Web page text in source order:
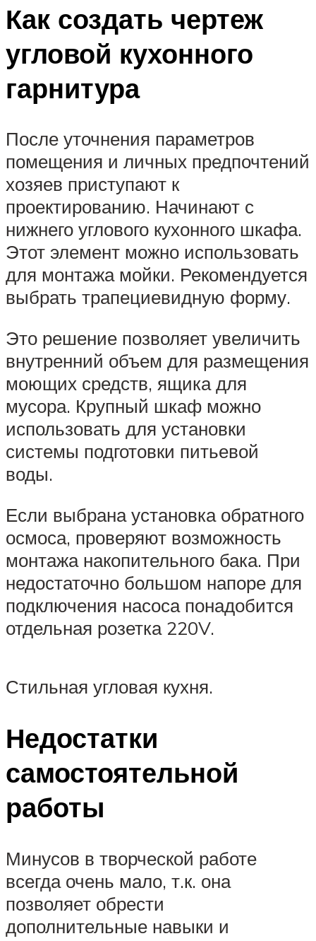
Как создать чертеж
угловой кухонного
гарнитура
После уточнения параметров
помещения и личных предпочтений
хозяев приступают к
проектированию. Начинают с
нижнего углового кухонного шкафа.
Этот элемент можно использовать
для монтажа мойки. Рекомендуется
выбрать трапециевидную форму.
Это решение позволяет увеличить
внутренний объем для размещения
моющих средств, ящика для
мусора. Крупный шкаф можно
использовать для установки
системы подготовки питьевой
воды.
Если выбрана установка обратного
осмоса, проверяют возможность
монтажа накопительного бака. При
недостаточно большом напоре для
подключения насоса понадобится
отдельная розетка 220V.
Стильная угловая кухня.
Недостатки
самостоятельной
работы
Минусов в творческой работе
всегда очень мало, т.к. она
позволяет обрести
дополнительные навыки и